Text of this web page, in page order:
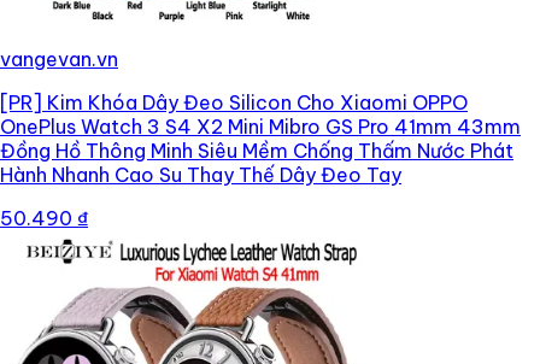
vangevan.vn
[PR] Kim Khóa Dây Đeo Silicon Cho Xiaomi OPPO
OnePlus Watch 3 S4 X2 Mini Mibro GS Pro 41mm 43mm
Đồng Hồ Thông Minh Siêu Mềm Chống Thấm Nước Phát
Hành Nhanh Cao Su Thay Thế Dây Đeo Tay
50.490 ₫